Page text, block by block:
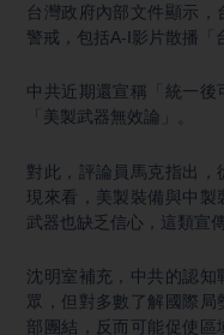
台灣政府內部文件顯示
警戒，包括A-I影片散播「
中共近期還宣稱「統一
「美製武器無效論」。
對此，評論員馬克指出，
現來看，美製裝備與中
武器也缺乏信心，這類宣
沈明室補充，中共的認
眾，但對多數了解國際局
部團結，反而可能促使